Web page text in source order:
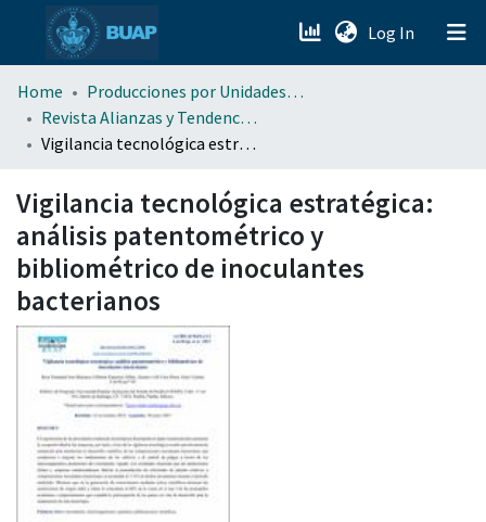
Log In (current)
menu.section.about_menu
All of DSpace
Home
Producciones por Unidades Académicas
Revista Alianzas y Tendencias BUAP (AyTBUAP)
Vigilancia tecnológica estratégica: análisis patentométrico y bibliométrico de inoculantes bacterianos
Vigilancia tecnológica estratégica:
análisis patentométrico y
bibliométrico de inoculantes
bacterianos